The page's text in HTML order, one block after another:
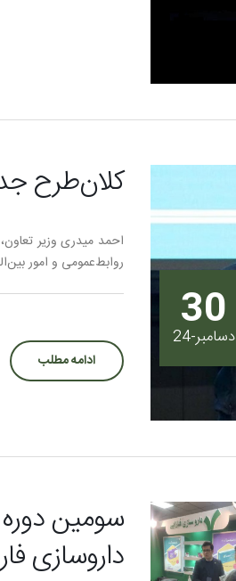
30
دسامبر-24
کلان‌طرح
احمد میدری وزیر
روابط‌عمومی و امور
ادامه مطلب
سومین
داروسازی